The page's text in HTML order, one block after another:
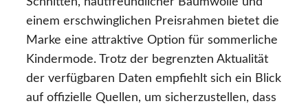
einem erschwinglichen Preisrahmen bietet die
Marke eine attraktive Option für sommerliche
Kindermode. Trotz der begrenzten Aktualität
der verfügbaren Daten empfiehlt sich ein Blick
auf offizielle Quellen, um sicherzustellen, dass